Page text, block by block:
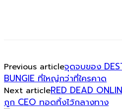
Previous articleจุดจบของ
BUNGIE ที่ใหญ่กว่าที่ใครคาด
Next articleRED DEAD
ถูก CEO ทอดทิ้งไว้กลางทาง